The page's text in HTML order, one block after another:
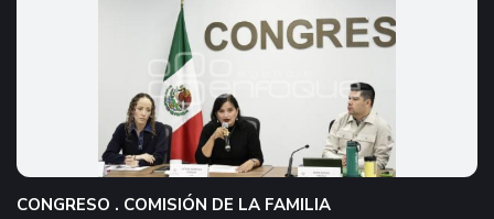
CONGRESO . COMISIÓN DE LA FAMILIA